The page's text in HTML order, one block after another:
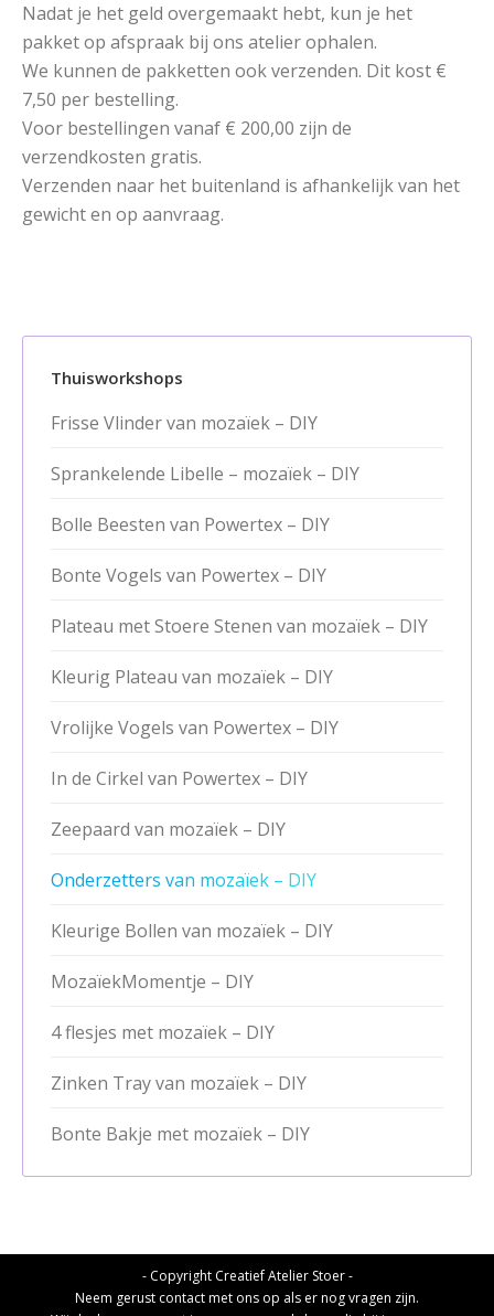
Nadat je het geld overgemaakt hebt, kun je het
pakket op afspraak bij ons atelier ophalen.
We kunnen de pakketten ook verzenden. Dit kost €
7,50 per bestelling.
Voor bestellingen vanaf € 200,00 zijn de
verzendkosten gratis.
Verzenden naar het buitenland is afhankelijk van het
gewicht en op aanvraag.
Thuisworkshops
Frisse Vlinder van mozaïek – DIY
Sprankelende Libelle – mozaïek – DIY
Bolle Beesten van Powertex – DIY
Bonte Vogels van Powertex – DIY
Plateau met Stoere Stenen van mozaïek – DIY
Kleurig Plateau van mozaïek – DIY
Vrolijke Vogels van Powertex – DIY
In de Cirkel van Powertex – DIY
Zeepaard van mozaïek – DIY
Onderzetters van mozaïek – DIY
Kleurige Bollen van mozaïek – DIY
MozaïekMomentje – DIY
4 flesjes met mozaïek – DIY
Zinken Tray van mozaïek – DIY
Bonte Bakje met mozaïek – DIY
- Copyright Creatief Atelier Stoer -
Neem gerust contact met ons op als er nog vragen zijn.